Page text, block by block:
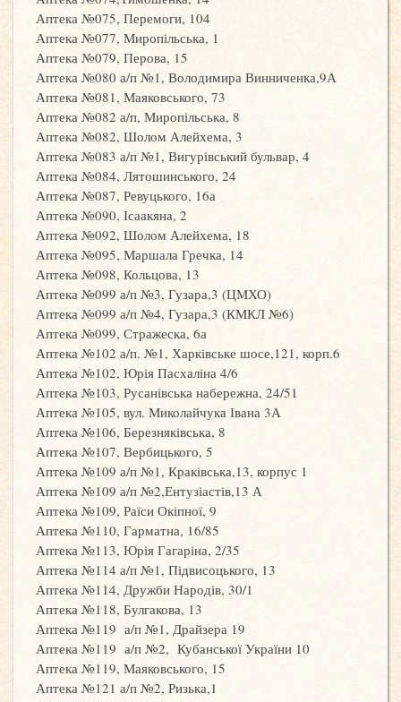
Аптека №075, Перемоги, 104
Аптека №077, Миропільська, 1
Аптека №079, Перова, 15
Аптека №080 а/п №1, Володимира Винниченка,9А
Аптека №081, Маяковського, 73
Аптека №082 а/п, Миропільська, 8
Аптека №082, Шолом Алейхема, 3
Аптека №083 а/п №1, Вигурівський бульвар, 4
Аптека №084, Лятошинського, 24
Аптека №087, Ревуцького, 16а
Аптека №090, Ісаакяна, 2
Аптека №092, Шолом Алейхема, 18
Аптека №095, Маршала Гречка, 14
Аптека №098, Кольцова, 13
Аптека №099 а/п №3, Гузара,3 (ЦМХО)
Аптека №099 а/п №4, Гузара,3 (КМКЛ №6)
Аптека №099, Стражеска, 6а
Аптека №102 а/п. №1, Харківське шосе,121, корп.6
Аптека №102, Юрія Пасхаліна 4/6
Аптека №103, Русанівська набережна, 24/51
Аптека №105, вул. Миколайчука Івана 3А
Аптека №106, Березняківська, 8
Аптека №107, Вербицького, 5
Аптека №109 а/п №1, Краківська,13, корпус 1
Аптека №109 а/п №2,Ентузіастів,13 А
Аптека №109, Раїси Окіпної, 9
Аптека №110, Гарматна, 16/85
Аптека №113, Юрія Гагаріна, 2/35
Аптека №114 а/п №1, Підвисоцького, 13
Аптека №114, Дружби Народів, 30/1
Аптека №118, Булгакова, 13
Аптека №119 а/п №1, Драйзера 19
Аптека №119 а/п №2, Кубанської України 10
Аптека №119, Маяковського, 15
Аптека №121 а/п №2, Ризька,1